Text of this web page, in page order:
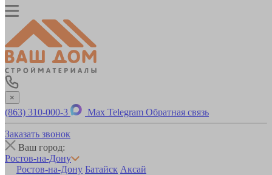
×
(863) 310-000-3 Max Telegram Обратная связь
Заказать звонок
Ваш город:
Ростов-на-Дону
Ростов-на-Дону Батайск Аксай